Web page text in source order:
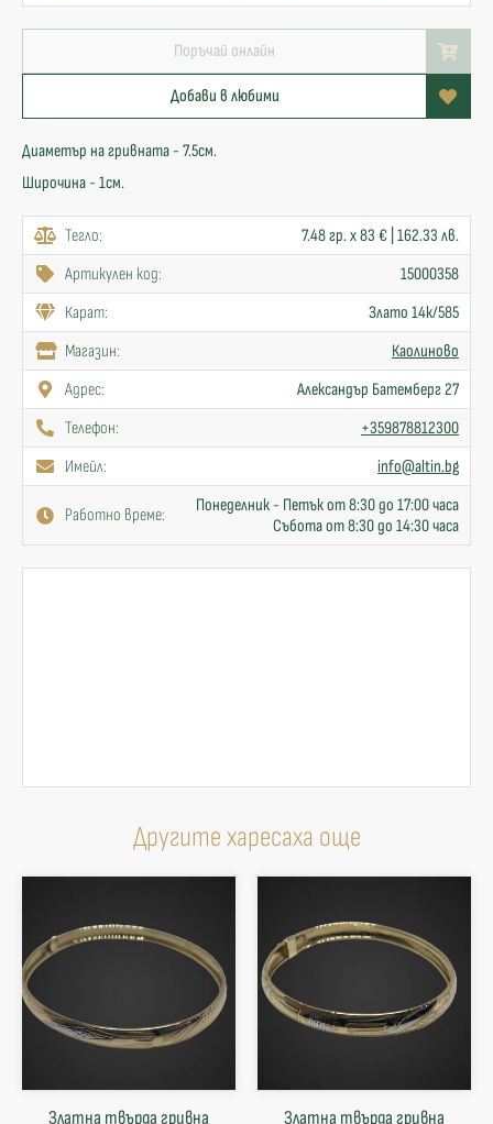
Поръчай онлайн
Добави в любими
Диаметър на гривната - 7.5см.
Широчина - 1см.
Тегло:
7.48 гр. x 83 € | 162.33 лв.
Артикулен код:
15000358
Карат:
Злато 14к/585
Mагазин:
Каолиново
Адрес:
Александър Батемберг 27
Телефон:
+359878812300
Имейл:
info@altin.bg
Работно време:
Понеделник - Петък от 8:30 до 17:00 часа
Събота от 8:30 до 14:30 часа
Другите харесаха още
Златна твърда гривнa Златна твърда гривнa